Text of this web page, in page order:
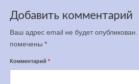
Добавить комментарий
Ваш адрес email не будет опубликован.
помечены *
Комментарий *